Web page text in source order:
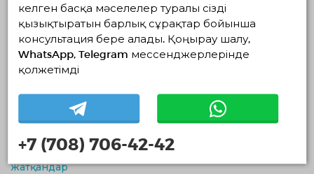
Нақты мекен-жайы:
Жобалар
Жүзеге асып
жатқандар
келген басқа мәселелер туралы сізді
қызықтыратын барлық сұрақтар бойынша
консультация бере алады. Қоңырау шалу,
WhatsApp, Telegram мессенджерлерінде
қолжетімді
+7 (708) 706-42-42